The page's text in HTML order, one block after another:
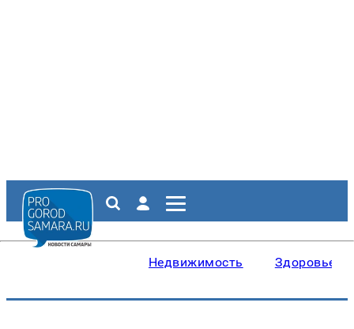
Недвижимость Здоровье